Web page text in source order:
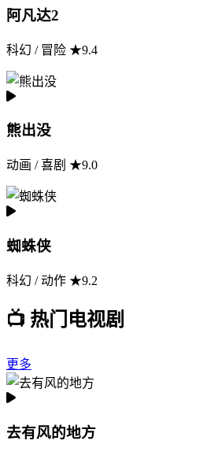
阿凡达2
科幻 / 冒险 ★9.4
熊出没
动画 / 喜剧 ★9.0
蜘蛛侠
科幻 / 动作 ★9.2
📺 热门电视剧
更多
去有风的地方